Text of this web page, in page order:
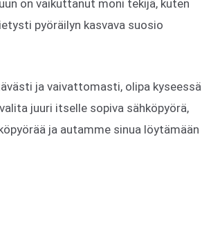
on vaikuttanut moni tekijä, kuten
pyöräilyn kasvava suosio
ja vaivattomasti, olipa kyseessä
juuri itselle sopiva sähköpyörä,
ja autamme sinua löytämään